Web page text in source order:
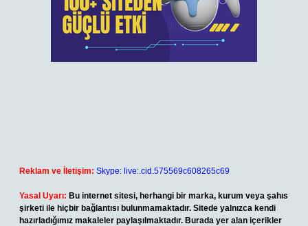
Reklam ve İletişim: Skype: live:.cid.575569c608265c69
Yasal Uyarı: Bu internet sitesi, herhangi bir marka, kurum veya şahıs
şirketi ile hiçbir bağlantısı bulunmamaktadır. Sitede yalnızca kendi
hazırladığımız makaleler paylaşılmaktadır. Burada yer alan içerikler